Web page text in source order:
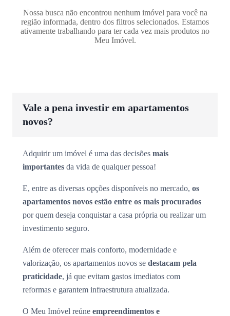
Nossa busca não encontrou nenhum imóvel para você na
região informada, dentro dos filtros selecionados. Estamos
ativamente trabalhando para ter cada vez mais produtos no
Meu Imóvel.
Vale a pena investir em apartamentos
novos?
Adquirir um imóvel é uma das decisões mais
importantes da vida de qualquer pessoa!
E, entre as diversas opções disponíveis no mercado, os
apartamentos novos estão entre os mais procurados
por quem deseja conquistar a casa própria ou realizar um
investimento seguro.
Além de oferecer mais conforto, modernidade e
valorização, os apartamentos novos se destacam pela
praticidade, já que evitam gastos imediatos com
reformas e garantem infraestrutura atualizada.
O Meu Imóvel reúne empreendimentos e